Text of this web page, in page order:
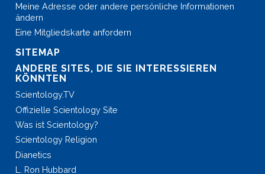
Meine Adresse oder andere persönliche Informationen
ändern
Eine Mitgliedskarte anfordern
SITEMAP
ANDERE SITES, DIE SIE INTERESSIEREN
KÖNNTEN
Scientology.TV
Offizielle Scientology Site
Was ist Scientology?
Scientology Religion
Dianetics
L. Ron Hubbard